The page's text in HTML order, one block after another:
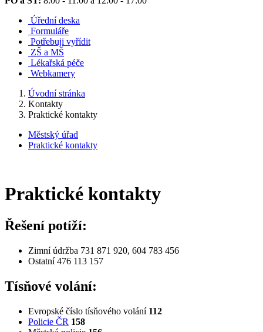
Úřední deska
Formuláře
Potřebuji vyřídit
ZŠ a MŠ
Lékařská péče
Webkamery
Úvodní stránka
Kontakty
Praktické kontakty
Městský úřad
Praktické kontakty
Praktické kontakty
Řešení potíží:
Zimní údržba 731 871 920, 604 783 456
Ostatní 476 113 157
Tísňové volání:
Evropské číslo tísňového volání 112
Policie ČR 158